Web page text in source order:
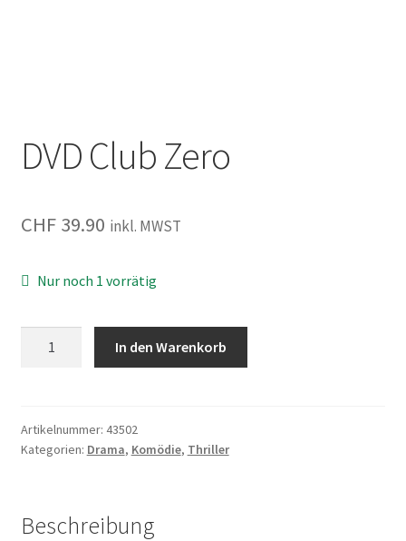
DVD Club Zero
CHF39.90 inkl. MWST
Nur noch 1 vorrätig
In den Warenkorb
Artikelnummer: 43502
Kategorien: Drama, Komödie, Thriller
Beschreibung